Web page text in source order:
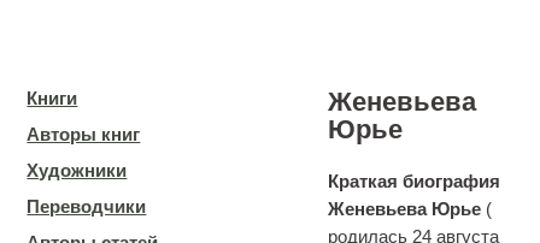
Книги
Авторы книг
Художники
Переводчики
Женевьева
Юрье
Краткая биография
Женевьева Юрье (
родилась 24 августа